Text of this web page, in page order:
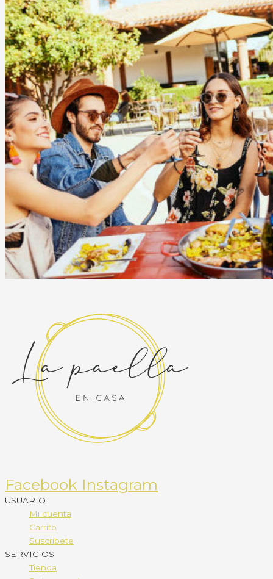
Facebook Instagram
USUARIO
Mi cuenta
Carrito
Suscribete
SERVICIOS
Tienda